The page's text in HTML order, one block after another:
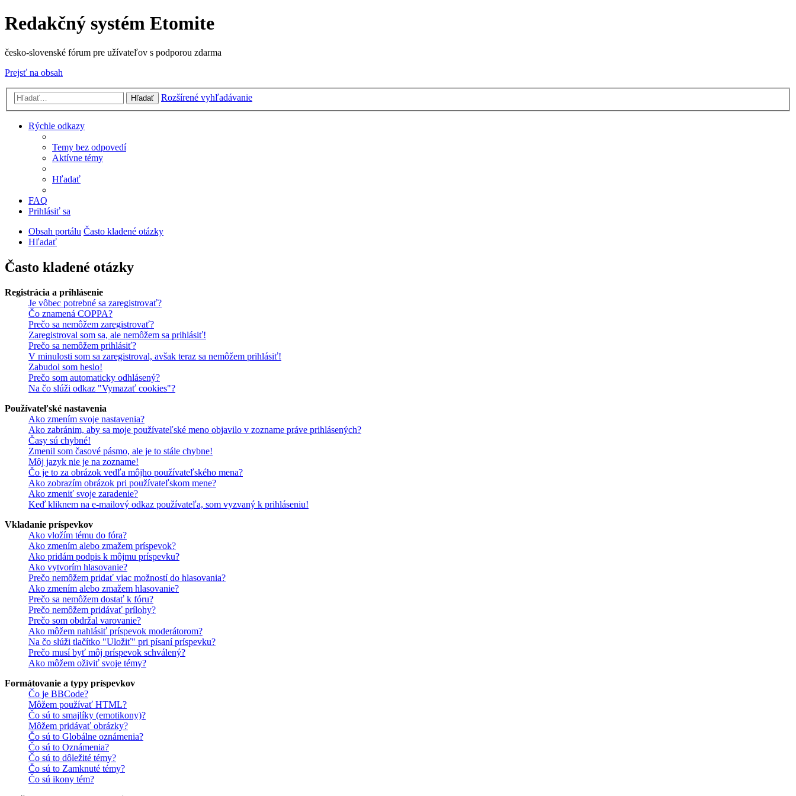
Redakčný systém Etomite
česko-slovenské fórum pre užívateľov s podporou zdarma
Prejsť na obsah
Hľadať Rozšírené vyhľadávanie
Rýchle odkazy
Temy bez odpovedí
Aktívne témy
Hľadať
FAQ
Prihlásiť sa
Obsah portálu Často kladené otázky
Hľadať
Často kladené otázky
Registrácia a prihlásenie
Je vôbec potrebné sa zaregistrovať?
Čo znamená COPPA?
Prečo sa nemôžem zaregistrovať?
Zaregistroval som sa, ale nemôžem sa prihlásiť!
Prečo sa nemôžem prihlásiť?
V minulosti som sa zaregistroval, avšak teraz sa nemôžem prihlásiť!
Zabudol som heslo!
Prečo som automaticky odhlásený?
Na čo slúži odkaz "Vymazať cookies"?
Používateľské nastavenia
Ako zmením svoje nastavenia?
Ako zabránim, aby sa moje používateľské meno objavilo v zozname práve prihlásených?
Časy sú chybné!
Zmenil som časové pásmo, ale je to stále chybne!
Môj jazyk nie je na zozname!
Čo je to za obrázok vedľa môjho používateľského mena?
Ako zobrazím obrázok pri používateľskom mene?
Ako zmeniť svoje zaradenie?
Keď kliknem na e-mailový odkaz používateľa, som vyzvaný k prihláseniu!
Vkladanie príspevkov
Ako vložím tému do fóra?
Ako zmením alebo zmažem príspevok?
Ako pridám podpis k môjmu príspevku?
Ako vytvorím hlasovanie?
Prečo nemôžem pridať viac možností do hlasovania?
Ako zmením alebo zmažem hlasovanie?
Prečo sa nemôžem dostať k fóru?
Prečo nemôžem pridávať prílohy?
Prečo som obdržal varovanie?
Ako môžem nahlásiť príspevok moderátorom?
Na čo slúži tlačítko "Uložiť" pri písaní príspevku?
Prečo musí byť môj príspevok schválený?
Ako môžem oživiť svoje témy?
Formátovanie a typy príspevkov
Čo je BBCode?
Môžem používať HTML?
Čo sú to smajlíky (emotikony)?
Môžem pridávať obrázky?
Čo sú to Globálne oznámenia?
Čo sú to Oznámenia?
Čo sú to dôležité témy?
Čo sú to Zamknuté témy?
Čo sú ikony tém?